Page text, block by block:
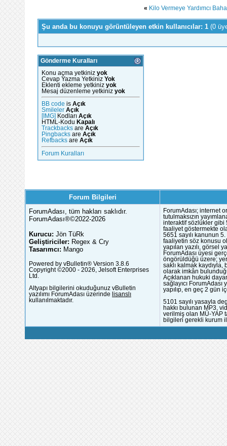
« Kilo Vermeye Yardımcı
Şu anda bu konuyu görüntüleyen etkin kullanıcılar: 1 (0
Gönderme Kuralları
Konu açma yetkiniz yok
Cevap Yazma Yetkiniz Yok
Eklenti ekleme yetkiniz yok
Mesaj düzenleme yetkiniz yok
BB code is Açık
Smileler Açık
[IMG]
Kodları Açık
HTML-Kodu Kapalı
Trackbacks are Açık
Pingbacks are Açık
Refbacks are Açık
Forum Kuralları
Forum Bilgileri
ForumAdası, tüm hakları saklıdır.
ForumAdası®©2022-2026
Kurucu: Jön TüRk
Geliştiriciler: Regex & Cry
Tasarımcı: Mango
Powered by vBulletin® Version 3.8.6
Copyright ©2000 - 2026, Jelsoft Enterprises
Ltd.
Altyapı bilgilerini okuduğunuz vBulletin
yazılımı ForumAdası üzerinde lisanslı
kullanılmaktadır.
ForumAdası; internet
tutulmaksızın
interaktif sözlükler gibi
faaliyet göstermekte
5651 sayılı kanunun
faaliyetin söz konusu
yapılan yazılı, görsel
ForumAdası üyesi
öngörüldüğü üzere;
saklı kalmak
olarak imkân
Açıklanan hukuki
sağlayıcı
yapılıp, en geç 2 gün
5101 sayılı yasayla
hakkı bulunan MP3,
verilmiş olan MÜ-YAP
bilgileri gerekli kurum